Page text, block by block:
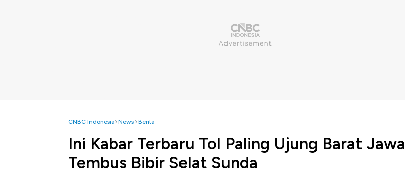
CNBC Indonesia News Berita
Ini Kabar Terbaru Tol Paling Ujung Barat Jawa
Tembus Bibir Selat Sunda